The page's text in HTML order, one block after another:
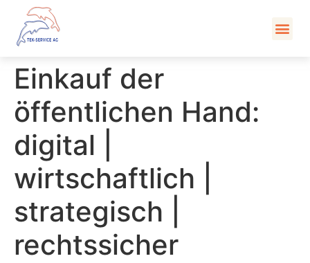
Einkauf der
öffentlichen Hand:
digital |
wirtschaftlich |
strategisch |
rechtssicher